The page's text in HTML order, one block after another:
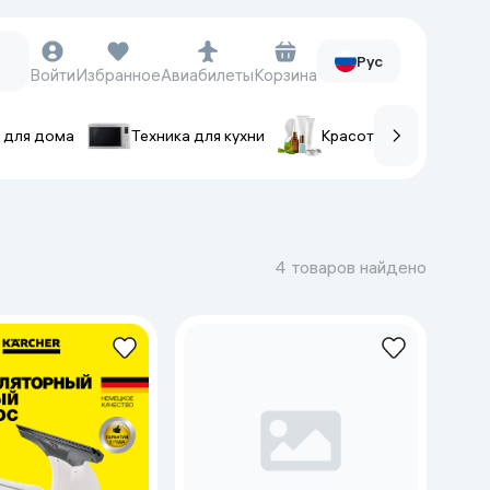
Фитнес-браслеты
Ремешки для часов
Фотоаппараты и видеокамеры
Фотоаппараты
Экшен-камеры
ВойтиИзбранноеАвиабилетыКорзина
Рус
для дома Техника для кухни Красота и уход
4 товаров найдено